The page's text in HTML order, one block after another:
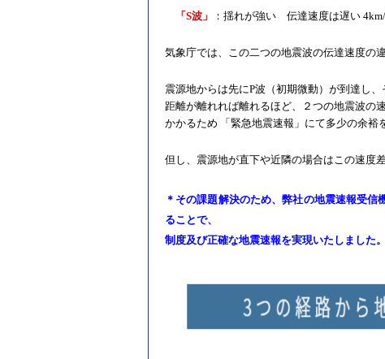
「S波」 ：揺れが強い 伝達速度は遅い
気象庁では、この二つの地震波の伝達速度の
震源地からは先にP波（初期微動）が到達し
距離が離れれば離れるほど、２つの地震波の
かかるため 「緊急地震速報」にて多少の余裕
但し、震源地が直下や近隣の場合はこの速度
＊その課題解決のため、弊社の地震速報受
ることで、
制度及び正確な地震速報を実現いたしました。